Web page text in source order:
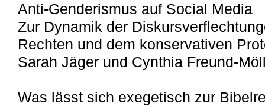
Anti-Genderismus auf Social Media
Zur Dynamik der
Rechten und dem konservativen
Sarah Jäger und Cynthia Freund-
Was lässt sich exegetisch zur